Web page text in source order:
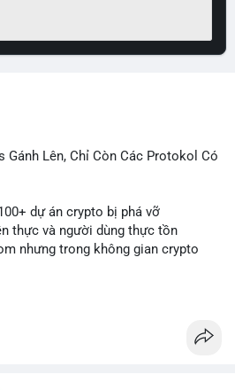
Gánh Lên, Chỉ Còn Các Protokol Có
dự án crypto bị phá vỡ
thực và người dùng thực tồn
nhưng trong không gian crypto